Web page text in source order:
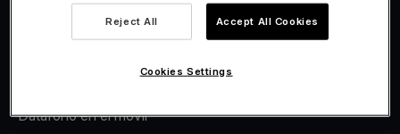
Avance Comercial
Datáfono en el movil
Reject All Accept All Cookies
Cookies Settings